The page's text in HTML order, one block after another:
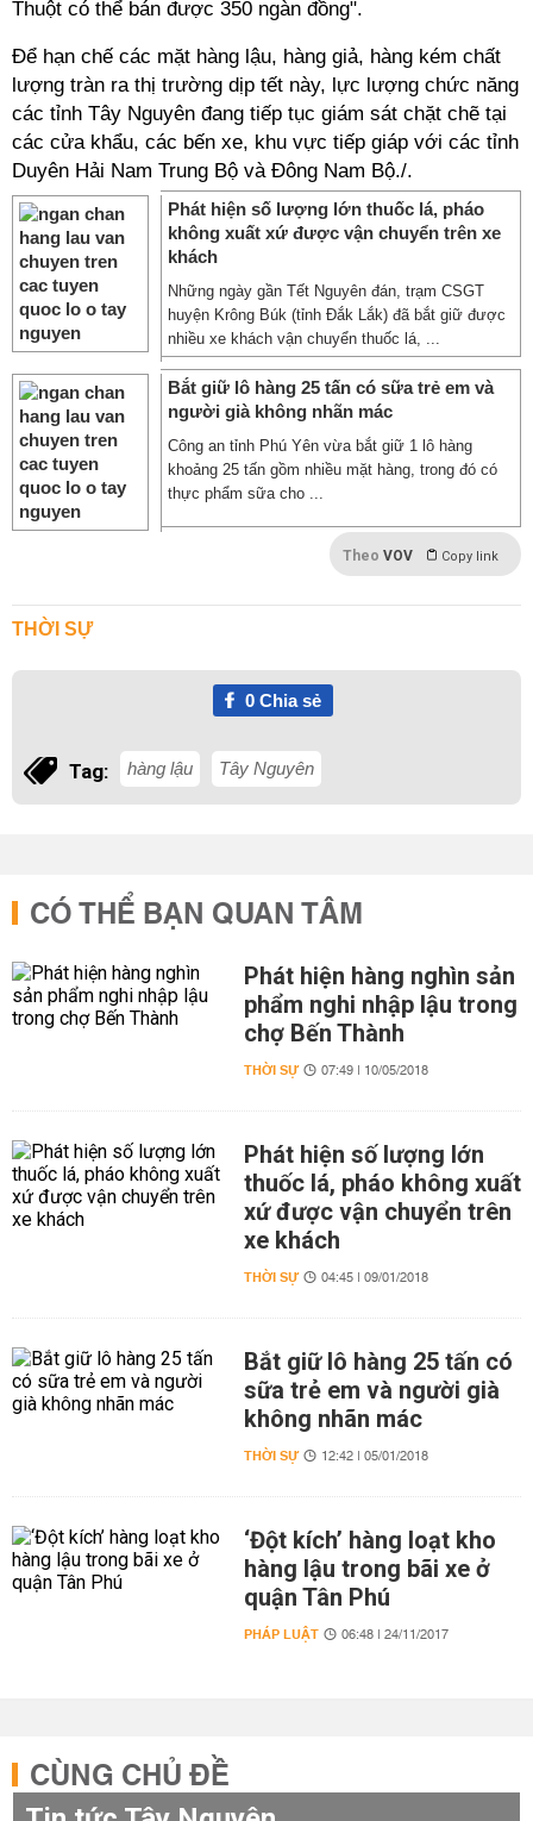
Thuột có thể bán được 350 ngàn đồng".
Để hạn chế các mặt hàng lậu, hàng giả, hàng kém chất
lượng tràn ra thị trường dịp tết này, lực lượng chức năng
các tỉnh Tây Nguyên đang tiếp tục giám sát chặt chẽ tại
các cửa khẩu, các bến xe, khu vực tiếp giáp với các tỉnh
Duyên Hải Nam Trung Bộ và Đông Nam Bộ./.
Phát hiện số lượng lớn thuốc lá, pháo
không xuất xứ được vận chuyển trên xe
khách
Những ngày gần Tết Nguyên đán, trạm CSGT
huyện Krông Búk (tỉnh Đắk Lắk) đã bắt giữ được
nhiều xe khách vận chuyển thuốc lá, ...
Bắt giữ lô hàng 25 tấn có sữa trẻ em và
người già không nhãn mác
Công an tỉnh Phú Yên vừa bắt giữ 1 lô hàng
khoảng 25 tấn gồm nhiều mặt hàng, trong đó có
thực phẩm sữa cho ...
Theo VOV Copy link
THỜI SỰ
0Chia sẻ
Tag: hàng lậu Tây Nguyên
CÓ THỂ BẠN QUAN TÂM
Phát hiện hàng nghìn sản
phẩm nghi nhập lậu trong
chợ Bến Thành
THỜI SỰ 07:49 | 10/05/2018
Phát hiện số lượng lớn
thuốc lá, pháo không xuất
xứ được vận chuyển trên
xe khách
THỜI SỰ 04:45 | 09/01/2018
Bắt giữ lô hàng 25 tấn có
sữa trẻ em và người già
không nhãn mác
THỜI SỰ 12:42 | 05/01/2018
‘Đột kích’ hàng loạt kho
hàng lậu trong bãi xe ở
quận Tân Phú
PHÁP LUẬT 06:48 | 24/11/2017
CÙNG CHỦ ĐỀ